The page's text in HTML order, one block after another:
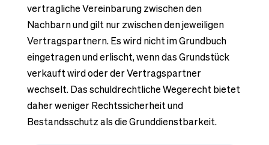
vertragliche Vereinbarung zwischen den
Nachbarn und gilt nur zwischen den jeweiligen
Vertragspartnern. Es wird nicht im Grundbuch
eingetragen und erlischt, wenn das Grundstück
verkauft wird oder der Vertragspartner
wechselt. Das schuldrechtliche Wegerecht bietet
daher weniger Rechtssicherheit und
Bestandsschutz als die Grunddienstbarkeit.